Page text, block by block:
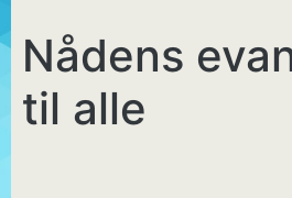
Nådens
til alle